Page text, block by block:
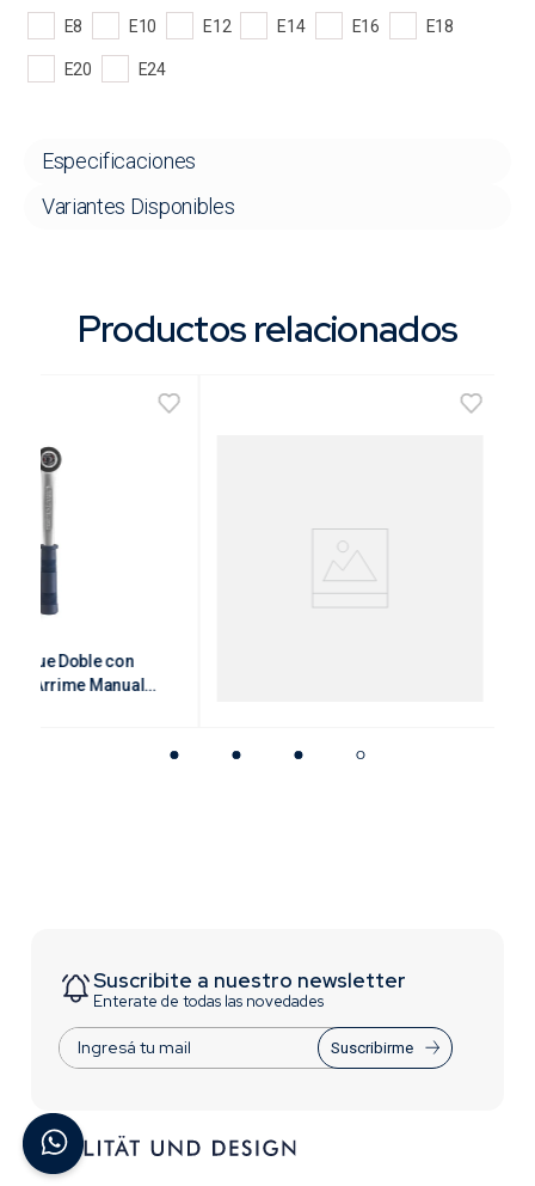
E8 E10 E12 E14 E16 E18
E20 E24
Especificaciones
Variantes Disponibles
Productos relacionados
con
Manual
Suscribite a nuestro newsletter
Enterate de todas las novedades
Suscribirme